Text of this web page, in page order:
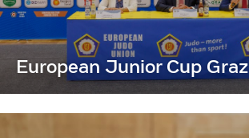
European Junior Cup Graz